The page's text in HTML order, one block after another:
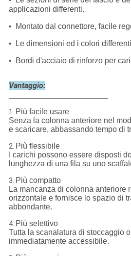
applicazioni differenti.
• Montato dal connettore, facile
• Le dimensioni ed i colori
• Bordi d'acciaio di rinforzo per
Vantaggio:
1. Più facile usare
Senza la colonna anteriore nel
e scaricare, abbassando tempo di
2. Più flessibile
I carichi possono essere disposti
lunghezza di una fila su uno
3. Più compatto
La mancanza di colonna anteriore
orizzontale e fornisce lo spazio di
abbondante.
4. Più selettivo
Tutta la scanalatura di stoccaggio
immediatamente accessibile.